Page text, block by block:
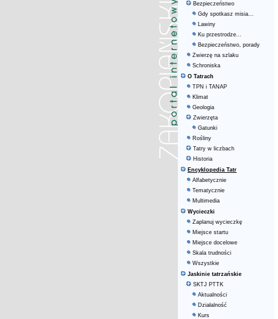
Bezpieczeństwo
Gdy spotkasz misia...
Lawiny
Ku przestrodze...
Bezpieczeństwo, porady
Zwierzę na szlaku
Schroniska
O Tatrach
TPN i TANAP
Klimat
Geologia
Zwierzęta
Gatunki
Rośliny
Tatry w liczbach
Historia
Encyklopedia Tatr
Alfabetycznie
Tematycznie
Multimedia
Wycieczki
Zaplanuj wycieczkę
Miejsce startu
Miejsce docelowe
Skala trudności
Wszystkie
Jaskinie tatrzańskie
SKTJ PTTK
Aktualności
Działalność
Kurs